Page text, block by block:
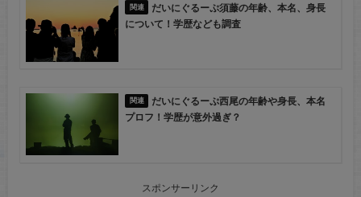
だいにぐるーぷ須藤の年齢、本名、身長
について！学歴なども調査
だいにぐるーぷ西尾の年齢や身長、本名
プロフ！学歴が意外過ぎ？
スポンサーリンク